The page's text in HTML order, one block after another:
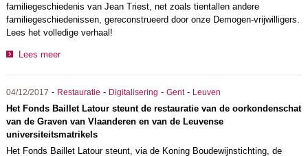
familiegeschiedenis van Jean Triest, net zoals tientallen andere
familiegeschiedenissen, gereconstrueerd door onze Demogen-vrijwilligers.
Lees het volledige verhaal!
Lees meer
04/12/2017 - Restauratie - Digitalisering - Gent- Leuven
Het Fonds Baillet Latour steunt de restauratie van de oorkondenschat
van de Graven van Vlaanderen en van de Leuvense
universiteitsmatrikels
Het Fonds Baillet Latour steunt, via de Koning Boudewijnstichting, de